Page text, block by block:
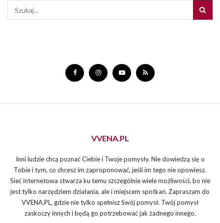
VVENA.PL
Inni ludzie chcą poznać Ciebie i Twoje pomysły. Nie dowiedzą się o
Tobie i tym, co chcesz im zaproponować, jeśli im tego nie opowiesz.
Sieć internetowa stwarza ku temu szczególnie wiele możliwości, bo nie
jest tylko narzędziem działania, ale i miejscem spotkań. Zapraszam do
VVENA.PL, gdzie nie tylko spełnisz Swój pomysł. Twój pomysł
zaskoczy innych i będą go potrzebować jak żadnego innego.